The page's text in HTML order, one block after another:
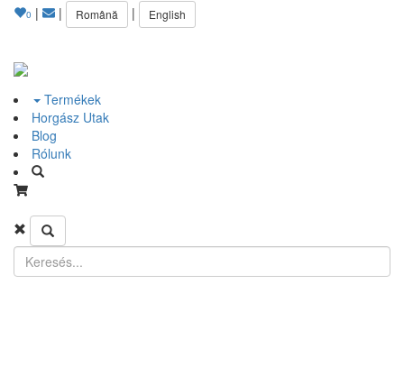
0 | | Română | English
Termékek
Horgász Utak
Blog
Rólunk